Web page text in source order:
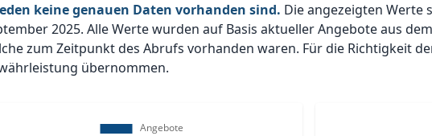
keine genauen Daten vorhanden sind. Die angezeigten Werte
2025. Alle Werte wurden auf Basis aktueller Angebote aus
zum Zeitpunkt des Abrufs vorhanden waren. Für die Richtigkeit
übernommen.